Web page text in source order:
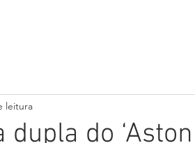
do ‘Aston
leitura